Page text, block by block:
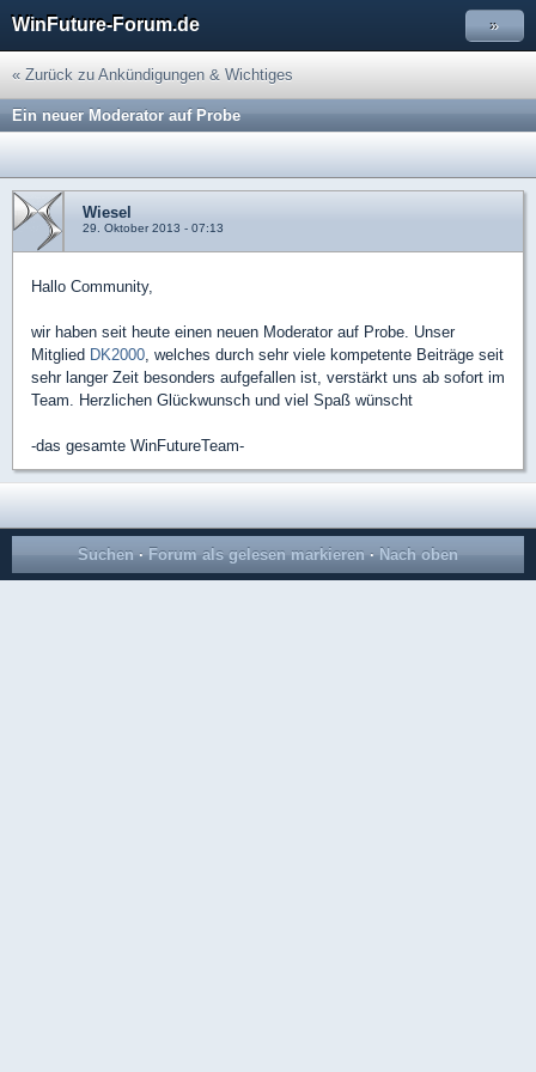
WinFuture-Forum.de »
« Zurück zu Ankündigungen & Wichtiges
Ein neuer Moderator auf Probe
Wiesel
29. Oktober 2013 - 07:13
Hallo Community,
wir haben seit heute einen neuen Moderator auf Probe. Unser
Mitglied DK2000, welches durch sehr viele kompetente Beiträge seit
sehr langer Zeit besonders aufgefallen ist, verstärkt uns ab sofort im
Team. Herzlichen Glückwunsch und viel Spaß wünscht
-das gesamte WinFutureTeam-
Suchen · Forum als gelesen markieren · Nach oben